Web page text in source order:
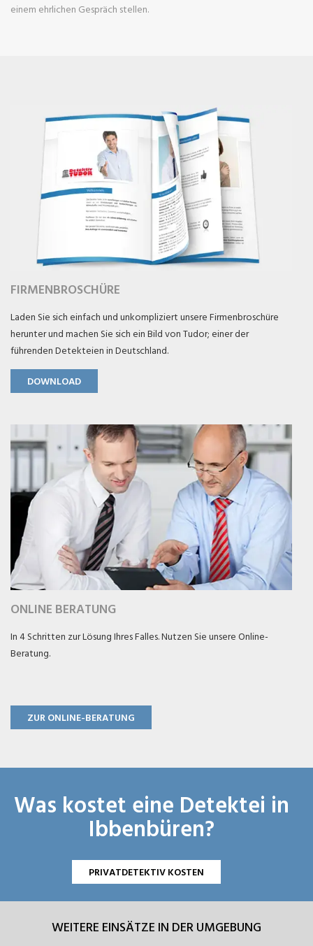
einem ehrlichen Gespräch stellen.
FIRMENBROSCHÜRE
Laden Sie sich einfach und unkompliziert unsere Firmenbroschüre
herunter und machen Sie sich ein Bild von Tudor; einer der
führenden Detekteien in Deutschland.
DOWNLOAD
ONLINE BERATUNG
In 4 Schritten zur Lösung Ihres Falles. Nutzen Sie unsere Online-
Beratung.
ZUR ONLINE-BERATUNG
Was kostet eine Detektei in
Ibbenbüren?
PRIVATDETEKTIV KOSTEN
WEITERE EINSÄTZE IN DER UMGEBUNG